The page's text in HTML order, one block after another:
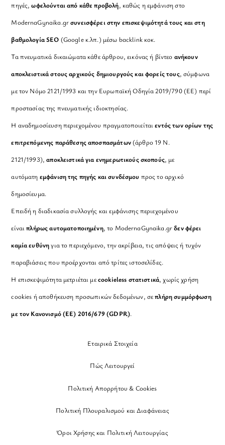
πηγές,ωφελούνται από κάθε προβολή, καθώς η εμφάνιση στο
ModernaGynaika.grσυνεισφέρει στην επισκεψιμότητά τους και στη
βαθμολογία SEO (Google κ.λπ.) μέσω backlink κοκ.
Τα πνευματικά δικαιώματα κάθε άρθρου, εικόνας ή βίντεο ανήκουν
αποκλειστικά στους αρχικούς δημιουργούς και φορείς τους, σύμφωνα
με τον Νόμο 2121/1993 και την Ευρωπαϊκή Οδηγία 2019/790 (ΕΕ) περί
προστασίας της πνευματικής ιδιοκτησίας.
Η αναδημοσίευση περιεχομένου πραγματοποιείταιεντός των ορίων της
επιτρεπόμενης παράθεσης αποσπασμάτων(άρθρο 19 Ν.
2121/1993), αποκλειστικά για ενημερωτικούς σκοπούς, με
αυτόματη εμφάνιση της πηγής και συνδέσμου προς το αρχικό
δημοσίευμα.
Επειδή η διαδικασία συλλογής και εμφάνισης περιεχομένου
είναιπλήρως αυτοματοποιημένη, το ModernaGynaika.grδεν φέρει
καμία ευθύνηγια το περιεχόμενο, την ακρίβεια, τις απόψεις ή τυχόν
παραβιάσεις που προέρχονται από τρίτες ιστοσελίδες.
Η επισκεψιμότητα μετριέται μεcookieless στατιστικά, χωρίς χρήση
cookies ή αποθήκευση προσωπικών δεδομένων, σεπλήρη συμμόρφωση
με τον Κανονισμό (ΕΕ) 2016/679 (GDPR).
Εταιρικά Στοιχεία
Πώς Λειτουργεί
Πολιτική Απορρήτου & Cookies
Πολιτική Πλουραλισμού και Διαφάνειας
Όροι Χρήσης και Πολιτική Λειτουργίας